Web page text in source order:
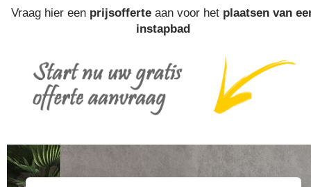
Vraag hier een prijsofferte aan voor het plaatsen van
instapbad